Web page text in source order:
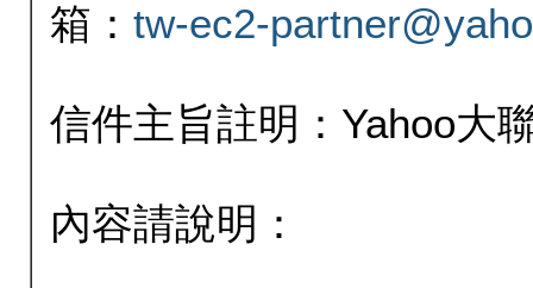
箱： tw-ec2-
信件主旨註明：Yahoo大
內容請說明：